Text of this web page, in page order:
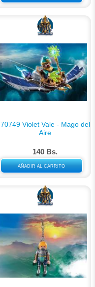
70749 Violet Vale - Mago del
Aire
140 Bs.
AÑADIR AL CARRITO